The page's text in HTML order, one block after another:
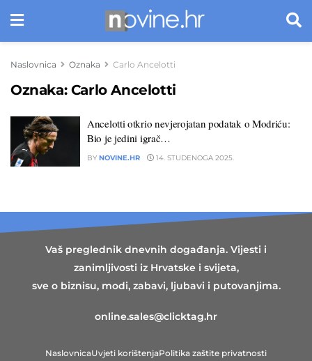
Naslovnica Oznaka Carlo Ancelotti
Oznaka: Carlo Ancelotti
Ancelotti otkrio nevjerojatan podatak o Modriću:
Bio je jedini igrač…
BY NOVINE.HR 14. STUDENOGA 2025.
Vaš preglednik dnevnih događanja. Vijesti i
zanimljivosti iz Hrvatske i svijeta,
sve o biznisu, modi, zabavi, ljubavi i putovanjima.
online.sales@clicktag.hr
NaslovnicaUvjeti korištenjaPolitika zaštite privatnosti